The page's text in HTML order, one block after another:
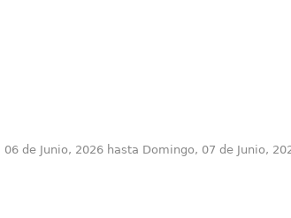
06 de Junio, 2026hasta Domingo, 07 de Junio,